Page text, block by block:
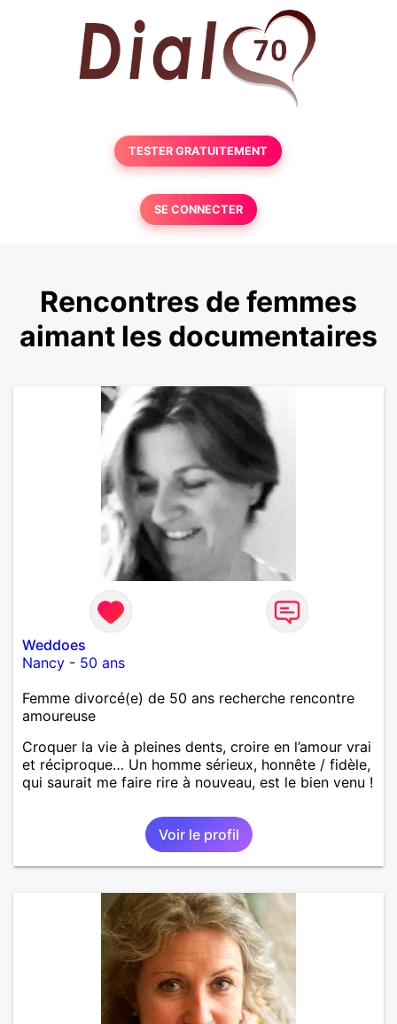
TESTER GRATUITEMENT
SE CONNECTER
Rencontres de femmes
aimant les documentaires
Weddoes
Nancy - 50 ans
Femme divorcé(e) de 50 ans recherche rencontre
amoureuse
Croquer la vie à pleines dents, croire en l’amour vrai
et réciproque… Un homme sérieux, honnête / fidèle,
qui saurait me faire rire à nouveau, est le bien venu !
Voir le profil